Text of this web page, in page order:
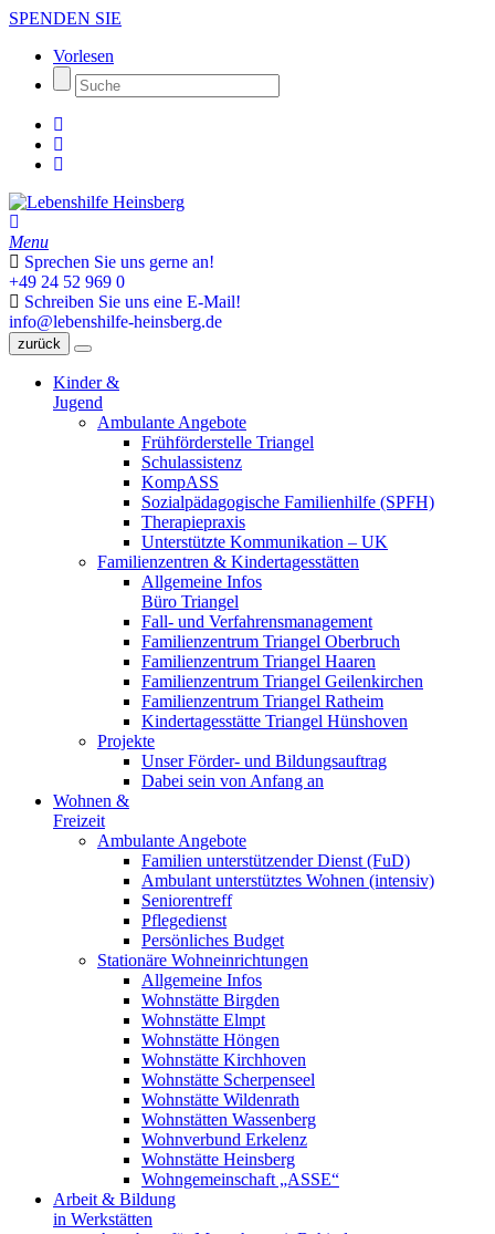
SPENDEN SIE
Vorlesen
Menu
Sprechen Sie uns gerne an!
+49 24 52 969 0
Schreiben Sie uns eine E-Mail!
info@lebenshilfe-heinsberg.de
zurück
Kinder &
Jugend
Ambulante Angebote
Frühförderstelle Triangel
Schulassistenz
KompASS
Sozialpädagogische Familienhilfe (SPFH)
Therapiepraxis
Unterstützte Kommunikation – UK
Familienzentren & Kindertagesstätten
Allgemeine Infos
Büro Triangel
Fall- und Verfahrensmanagement
Familienzentrum Triangel Oberbruch
Familienzentrum Triangel Haaren
Familienzentrum Triangel Geilenkirchen
Familienzentrum Triangel Ratheim
Kindertagesstätte Triangel Hünshoven
Projekte
Unser Förder- und Bildungsauftrag
Dabei sein von Anfang an
Wohnen &
Freizeit
Ambulante Angebote
Familien unterstützender Dienst (FuD)
Ambulant unterstütztes Wohnen (intensiv)
Seniorentreff
Pflegedienst
Persönliches Budget
Stationäre Wohneinrichtungen
Allgemeine Infos
Wohnstätte Birgden
Wohnstätte Elmpt
Wohnstätte Höngen
Wohnstätte Kirchhoven
Wohnstätte Scherpenseel
Wohnstätte Wildenrath
Wohnstätten Wassenberg
Wohnverbund Erkelenz
Wohnstätte Heinsberg
Wohngemeinschaft „ASSE“
Arbeit & Bildung
in Werkstätten